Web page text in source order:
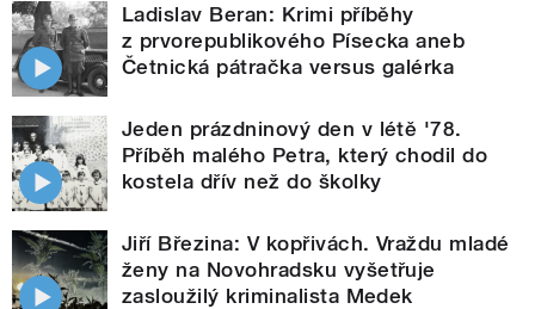
Ladislav Beran: Krimi příběhy
z prvorepublikového Písecka aneb
Četnická pátračka versus galérka
Jeden prázdninový den v létě '78.
Příběh malého Petra, který chodil do
kostela dřív než do školky
Jiří Březina: V kopřivách. Vraždu mladé
ženy na Novohradsku vyšetřuje
zasloužilý kriminalista Medek